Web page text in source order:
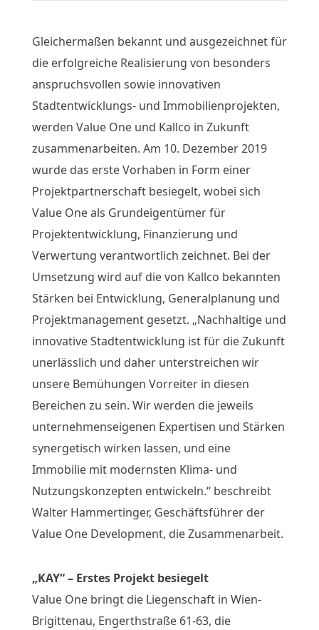
Gleichermaßen bekannt und ausgezeichnet für
die erfolgreiche Realisierung von besonders
anspruchsvollen sowie innovativen
Stadtentwicklungs- und Immobilienprojekten,
werden Value One und Kallco in Zukunft
zusammenarbeiten. Am 10. Dezember 2019
wurde das erste Vorhaben in Form einer
Projektpartnerschaft besiegelt, wobei sich
Value One als Grundeigentümer für
Projektentwicklung, Finanzierung und
Verwertung verantwortlich zeichnet. Bei der
Umsetzung wird auf die von Kallco bekannten
Stärken bei Entwicklung, Generalplanung und
Projektmanagement gesetzt. „Nachhaltige und
innovative Stadtentwicklung ist für die Zukunft
unerlässlich und daher unterstreichen wir
unsere Bemühungen Vorreiter in diesen
Bereichen zu sein. Wir werden die jeweils
unternehmenseigenen Expertisen und Stärken
synergetisch wirken lassen, und eine
Immobilie mit modernsten Klima- und
Nutzungskonzepten entwickeln.“ beschreibt
Walter Hammertinger, Geschäftsführer der
Value One Development, die Zusammenarbeit.
„KAY“ – Erstes Projekt besiegelt
Value One bringt die Liegenschaft in Wien-
Brigittenau, Engerthstraße 61-63, die